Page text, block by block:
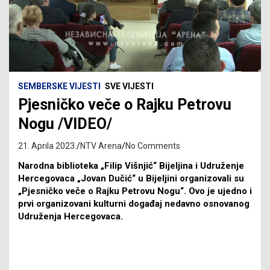
SEMBERSKE VIJESTI SVE VIJESTI
Pjesničko veče o Rajku Petrovu
Nogu /VIDEO/
21. Aprila 2023. NTV Arena No Comments
Narodna biblioteka „Filip Višnjić“ Bijeljina i Udruženje
Hercegovaca „Jovan Dučić“ u Bijeljini organizovali su
„Pjesničko veče o Rajku Petrovu Nogu“. Ovo je ujedno i
prvi organizovani kulturni događaj nedavno osnovanog
Udruženja Hercegovaca.